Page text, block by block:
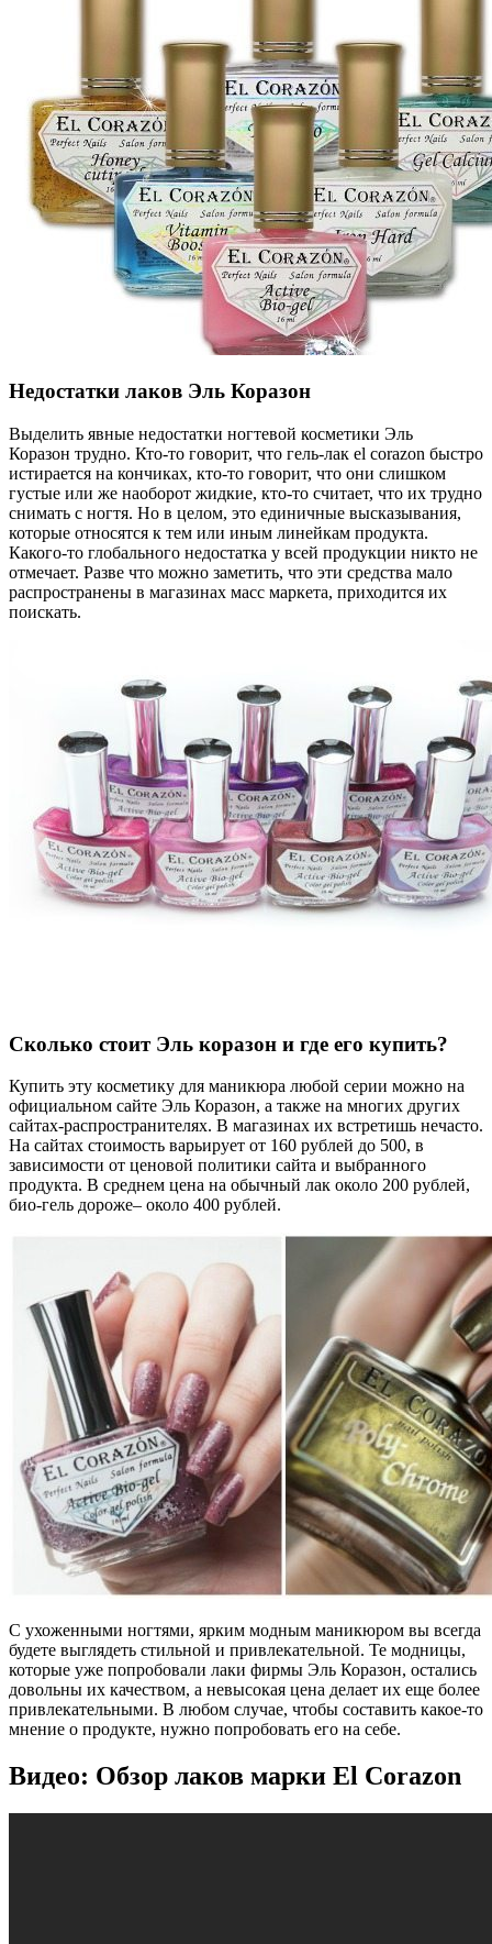
Недостатки лаков Эль Коразон
Выделить явные недостатки ногтевой косметики Эль
Коразон трудно. Кто-то говорит, что гель-лак el corazon быстро
истирается на кончиках, кто-то говорит, что они слишком
густые или же наоборот жидкие, кто-то считает, что их трудно
снимать с ногтя. Но в целом, это единичные высказывания,
которые относятся к тем или иным линейкам продукта.
Какого-то глобального недостатка у всей продукции никто не
отмечает. Разве что можно заметить, что эти средства мало
распространены в магазинах масс маркета, приходится их
поискать.
Сколько стоит Эль коразон и где его купить?
Купить эту косметику для маникюра любой серии можно на
официальном сайте Эль Коразон, а также на многих других
сайтах-распространителях. В магазинах их встретишь нечасто.
На сайтах стоимость варьирует от 160 рублей до 500, в
зависимости от ценовой политики сайта и выбранного
продукта. В среднем цена на обычный лак около 200 рублей,
био-гель дороже– около 400 рублей.
С ухоженными ногтями, ярким модным маникюром вы всегда
будете выглядеть стильной и привлекательной. Те модницы,
которые уже попробовали лаки фирмы Эль Коразон, остались
довольны их качеством, а невысокая цена делает их еще более
привлекательными. В любом случае, чтобы составить какое-то
мнение о продукте, нужно попробовать его на себе.
Видео: Обзор лаков марки El Corazon